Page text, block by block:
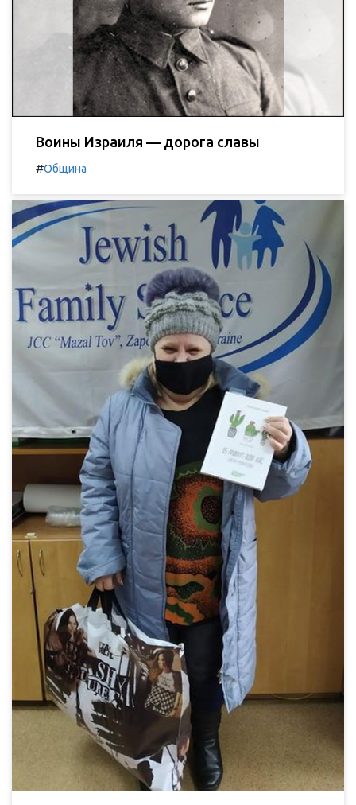
Воины Израиля — дорога славы
#Община